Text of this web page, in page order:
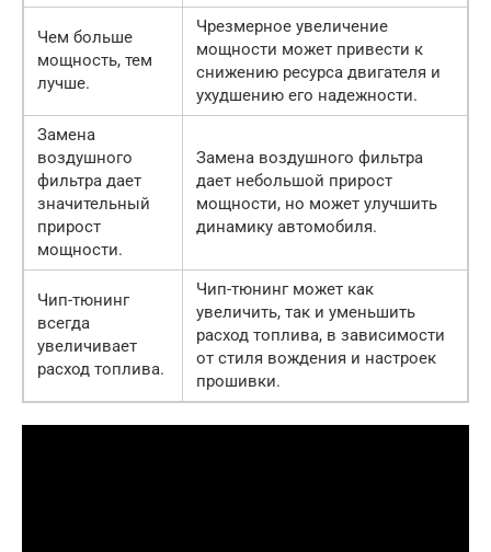
Чем больше
мощность, тем
лучше.
Чрезмерное увеличение
мощности может привести к
снижению ресурса двигателя и
ухудшению его надежности.
Замена
воздушного
фильтра дает
значительный
прирост
мощности.
Замена воздушного фильтра
дает небольшой прирост
мощности, но может улучшить
динамику автомобиля.
Чип-тюнинг
всегда
увеличивает
расход топлива.
Чип-тюнинг может как
увеличить, так и уменьшить
расход топлива, в зависимости
от стиля вождения и настроек
прошивки.